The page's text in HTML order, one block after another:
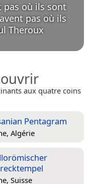
pas où ils sont
pas où ils
Theroux
aux quatre coins
Pentagram
Algérie
Suisse